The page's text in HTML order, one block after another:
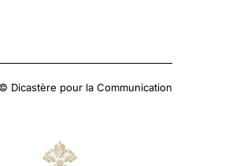
Dicastère pour la Communication